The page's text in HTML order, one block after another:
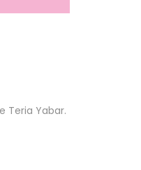
Teria Yabar.